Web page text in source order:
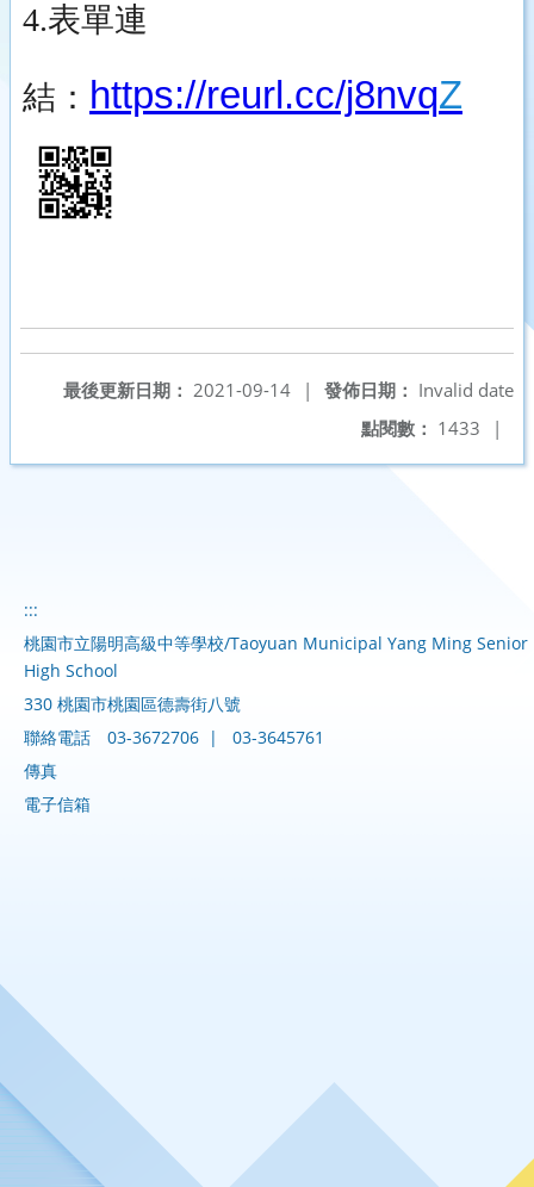
4.表單連
結： https://reurl.cc/j8nvqZ
發佈日期： Invalid date
最後更新日期： 2021-09-14
|
點閱數： 1433 |
:::
桃園市立陽明高級中等學校/Taoyuan Municipal Yang Ming Senior
High School
330 桃園市桃園區德壽街八號
聯絡電話
03-3672706 |
03-3645761
傳真
電子信箱